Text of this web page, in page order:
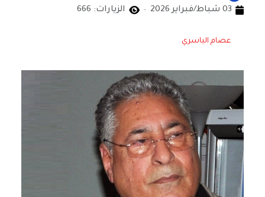
03 شباط/فبراير 2026
الزيارات: 666
عصام الياسري